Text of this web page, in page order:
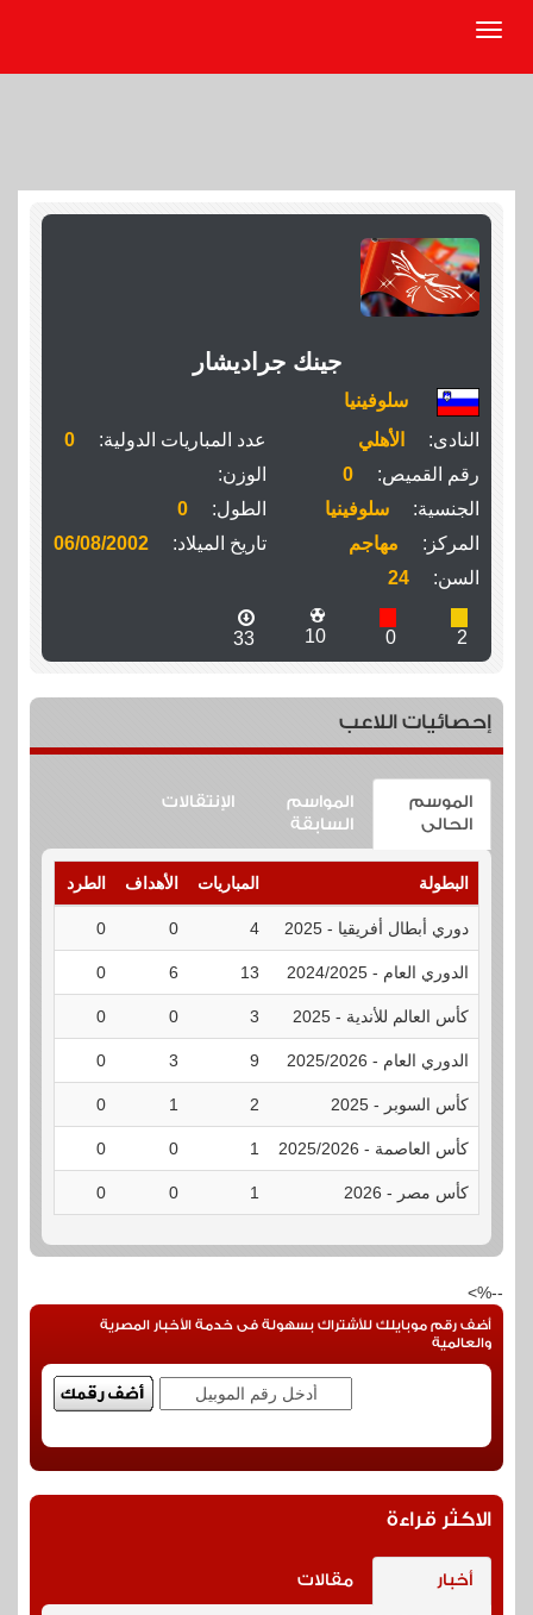
جينك جراديشار
سلوفينيا
النادى:
الأهلي عدد المباريات الدولية:
0
رقم القميص:
0
الوزن:
الجنسية:
سلوفينيا الطول:
0
المركز:
مهاجم تاريخ الميلاد:
06/08/2002
السن:
24
2
0
10
33
إحصائيات اللاعب
الموسم
الحالى
المواسم
السابقة
الإنتقالات
البطولة المباريات الأهداف الطرد
دوري أبطال أفريقيا - 2025 4
0
0
الدوري العام - 2024/2025 13
6
0
كأس العالم للأندية - 2025 3
0
0
الدوري العام - 2025/2026 9
3
0
كأس السوبر - 2025 2
1
0
كأس العاصمة - 2025/2026 1
0
0
كأس مصر - 2026 1
0
0
--%>
أضف رقم موبايلك للأشتراك بسهولة فى خدمة الأخبار المصرية
والعالمية
الاكثر قراءة
أخبار مقالات